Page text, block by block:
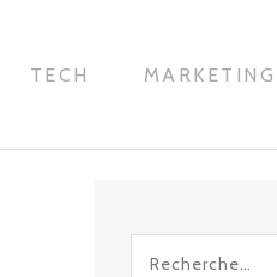
TECH MARKETING